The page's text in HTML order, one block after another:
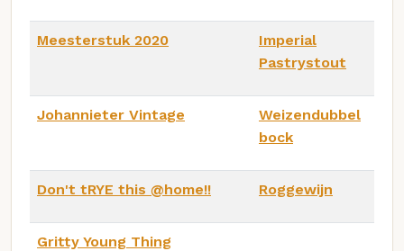
Meesterstuk 2020
Imperial
Pastrystout
Johannieter Vintage
Weizendubbel
bock
Don't tRYE this @home!! Roggewijn
Gritty Young Thing